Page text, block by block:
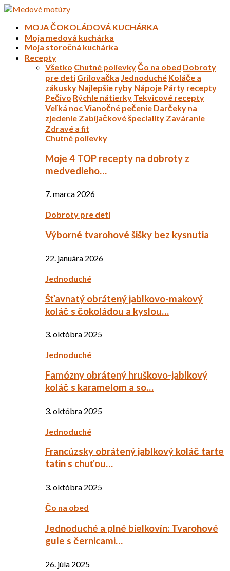
MOJA ČOKOLÁDOVÁ KUCHÁRKA
Moja medová kuchárka
Moja storočná kuchárka
Recepty
Všetko Chutné polievkyČo na obed Dobroty
pre deti Grilovačka Jednoduché Koláče a
zákusky Najlepšie ryby Nápoje Párty recepty
Pečivo Rýchle nátierky Tekvicové recepty
Veľká nocVianočné pečenie Darčeky na
zjedenie Zabíjačkové špeciality Zaváranie
Zdravé a fit
Chutné polievky
Moje 4 TOP recepty na dobroty z
medvedieho…
7. marca 2026
Dobroty pre deti
Výborné tvarohové šišky bez kysnutia
22. januára 2026
Jednoduché
Šťavnatý obrátený jablkovo-makový
koláč s čokoládou a kyslou…
3. októbra 2025
Jednoduché
Famózny obrátený hruškovo-jablkový
koláč s karamelom a so…
3. októbra 2025
Jednoduché
Francúzsky obrátený jablkový koláč tarte
tatin s chuťou…
3. októbra 2025
Čo na obed
Jednoduché a plné bielkovín: Tvarohové
gule s černicami…
26. júla 2025